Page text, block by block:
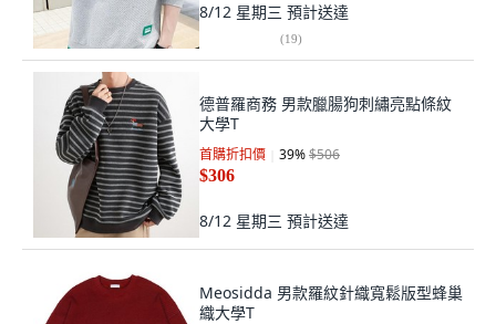
8/12 星期三 預計送達
(19)
德普羅商務 男款臘腸狗刺繡亮點條紋
大學T
首購折扣價 39%$506
$306
8/12 星期三 預計送達
Meosidda 男款羅紋針織寬鬆版型蜂巢
織大學T